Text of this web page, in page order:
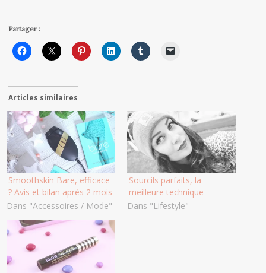
Partager :
Articles similaires
Smoothskin Bare, efficace
? Avis et bilan après 2 mois
Dans "Accessoires / Mode"
Sourcils parfaits, la
meilleure technique
Dans "Lifestyle"